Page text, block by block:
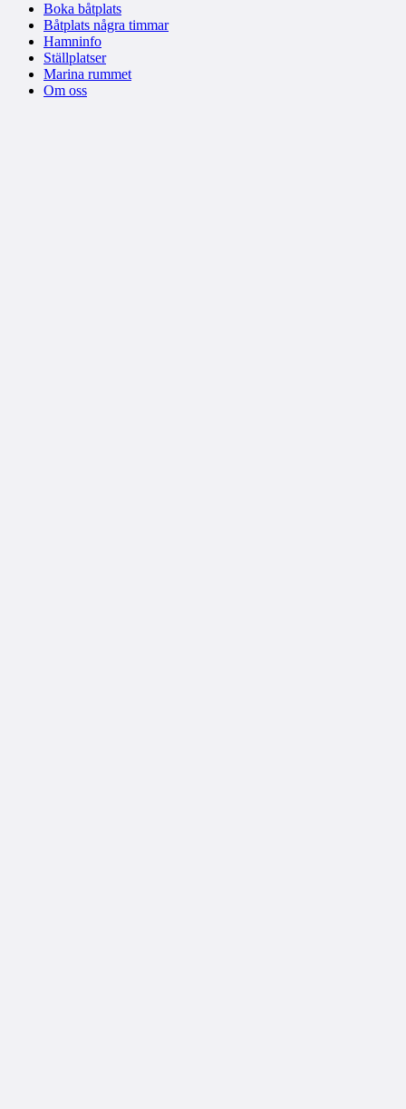
Boka båtplats
Båtplats några timmar
Hamninfo
Ställplatser
Marina rummet
Om oss